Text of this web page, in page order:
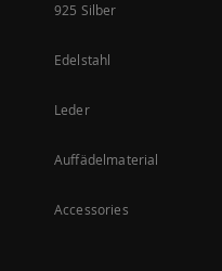
925 Silber
Edelstahl
Leder
Auffädelmaterial
Accessories